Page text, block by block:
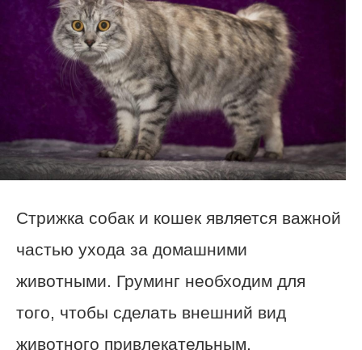
Стрижка собак и кошек является важной
частью ухода за домашними
животными. Груминг необходим для
того, чтобы сделать внешний вид
животного привлекательным,